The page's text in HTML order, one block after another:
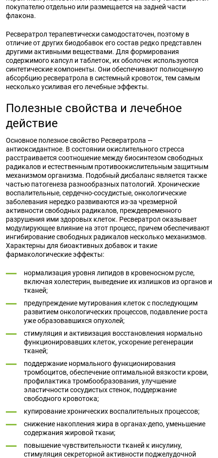
покупателю отдельно или размещается на задней части
флакона.
Ресвератрол терапевтически самодостаточен, поэтому в
отличие от других биодобавок его состав редко представлен
другими активными веществами. Для формирования
содержимого капсул и таблеток, их оболочек используются
синтетические компоненты. Они обеспечивают полноценную
абсорбцию ресвератрола в системный кровоток, тем самым
несколько усиливая его лечебные эффекты.
Полезные свойства и лечебное
действие
Основное полезное свойство Ресвератрола —
антиоксидантное. В состоянии окислительного стресса
расстраивается соотношение между биосинтезом свободных
радикалов и естественным противоокислительным защитным
механизмом организма. Подобный дисбаланс является также
частью патогенеза разнообразных патологий. Хронические
воспалительные, сердечно-сосудистые, онкологические
заболевания нередко развиваются из-за чрезмерной
активности свободных радикалов, преждевременного
разрушения ими здоровых клеток. Ресвератрол оказывает
модулирующее влияние на этот процесс, причем обеспечивают
ингибирование свободных радикалов несколько механизмов.
Характерны для биоактивных добавок и такие
фармакологические эффекты:
нормализация уровня липидов в кровеносном русле,
включая холестерин, выведение их излишков из органов и
тканей;
предупреждение мутирования клеток с последующим
развитием онкологических процессов, подавление роста
уже образовавшихся опухолей;
стимуляция и активизация восстановления нормально
функционировавших клеток, ускорение регенерации
тканей;
поддержание нормального функционирования
тромбоцитов, обеспечение оптимальной вязкости крови,
профилактика тромбообразования, улучшение
эластичности сосудистых стенок, поддержание
свободного кровотока;
купирование хронических воспалительных процессов;
снижение накопления жира в органах-депо, уменьшение
содержания жировой ткани;
повышение чувствительности тканей к инсулину,
стимуляция секреторной активности поджелудочной